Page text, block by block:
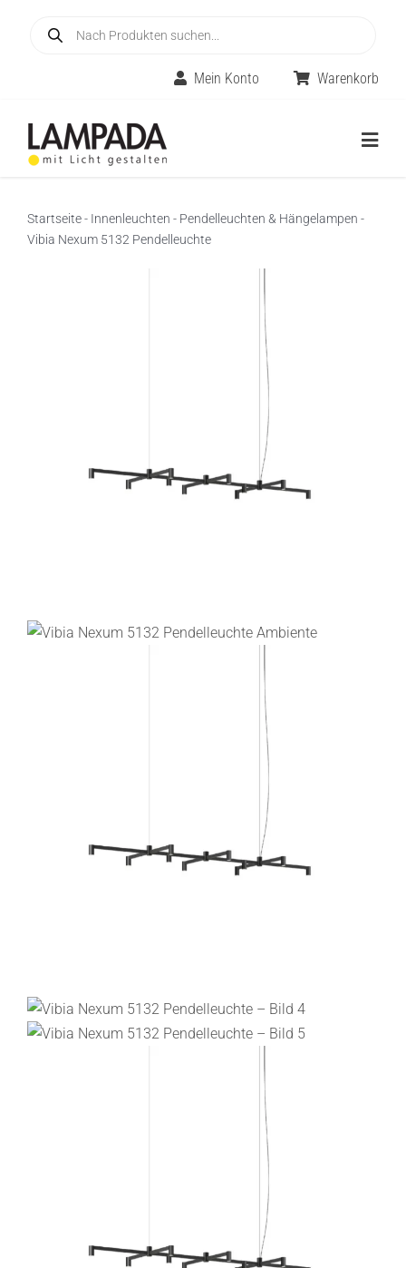
search
Mein Konto Warenkorb
Räume
Außenleuchten
Lichtplanung
Referenzen
Startseite- Innenleuchten - Pendelleuchten & Hängelampen -
Vibia Nexum 5132 Pendelleuchte